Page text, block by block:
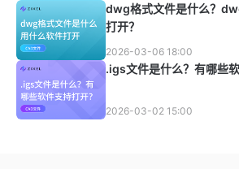
dwg格式文件是什么？
打开？
2026-03-06 18:00
.igs文件是什么？有哪些
2026-03-02 15:00